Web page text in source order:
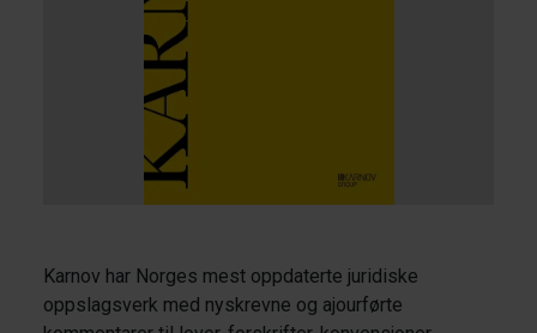
Karnov har Norges mest oppdaterte juridiske
oppslagsverk med nyskrevne og ajourførte